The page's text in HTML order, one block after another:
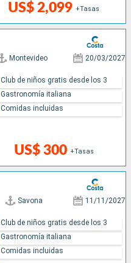
US$ 2,099 +Tasas
Montevideo 20/03/2027
US$ 300 +Tasas
Club de niños gratis desde los 3
Gastronomía italiana
Comidas incluidas
Savona 11/11/2027
Club de niños gratis desde los 3
Gastronomía italiana
Comidas incluidas